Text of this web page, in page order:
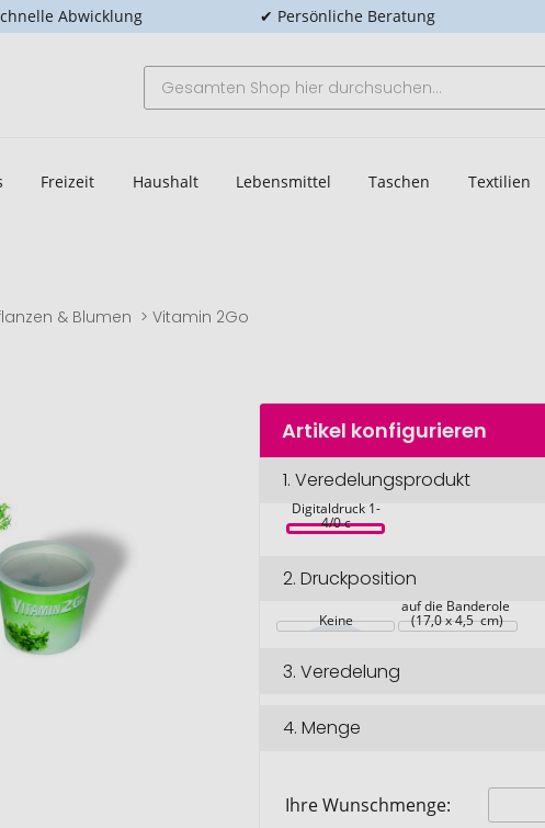
Abwicklung ✔ Persönliche Beratung
Freizeit Haushalt Lebensmittel Taschen Textilien
& Blumen Vitamin 2Go
Artikel konfigurieren
1.Veredelungsprodukt
Vitamin 2Go,
Digitaldruck 1-
4/0 c
2.Druckposition
Keine
auf die Banderole
(17,0 x 4,5  cm)
3.Veredelung
4.Menge
Ihre Wunschmenge: